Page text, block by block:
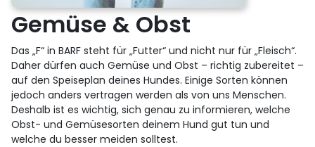
Gemüse & Obst
Das „F“ in BARF steht für „Futter“ und nicht nur für „Fleisch“.
Daher dürfen auch Gemüse und Obst – richtig zubereitet –
auf den Speiseplan deines Hundes. Einige Sorten können
jedoch anders vertragen werden als von uns Menschen.
Deshalb ist es wichtig, sich genau zu informieren, welche
Obst- und Gemüsesorten deinem Hund gut tun und
welche du besser meiden solltest.